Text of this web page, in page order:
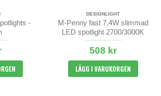
-
DESIGNLIGHT
M-Penny fast 7,4W slimmad
LED spotlight 2700/3000K
IP44
508 kr
LÄGG I VARUKORGEN